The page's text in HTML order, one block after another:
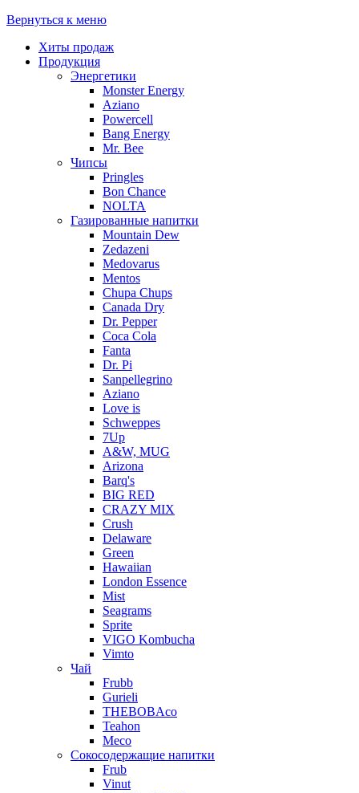
Вернуться к меню
Хиты продаж
Продукция
Энергетики
Monster Energy
Aziano
Powercell
Bang Energy
Mr. Bee
Чипсы
Pringles
Bon Chance
NOLTA
Газированные напитки
Mountain Dew
Zedazeni
Medovarus
Mentos
Chupa Chups
Canada Dry
Dr. Pepper
Coca Cola
Fanta
Dr. Pi
Sanpellegrino
Aziano
Love is
Schweppes
7Up
A&W, MUG
Arizona
Barq's
BIG RED
CRAZY MIX
Crush
Delaware
Green
Hawaiian
London Essence
Mist
Seagrams
Sprite
VIGO Kombucha
Vimto
Чай
Frubb
Gurieli
THEBOBAco
Teahon
Meco
Сокосодержащие напитки
Frub
Vinut